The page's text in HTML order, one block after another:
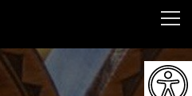
ESPAÑOL
FRANÇAIS